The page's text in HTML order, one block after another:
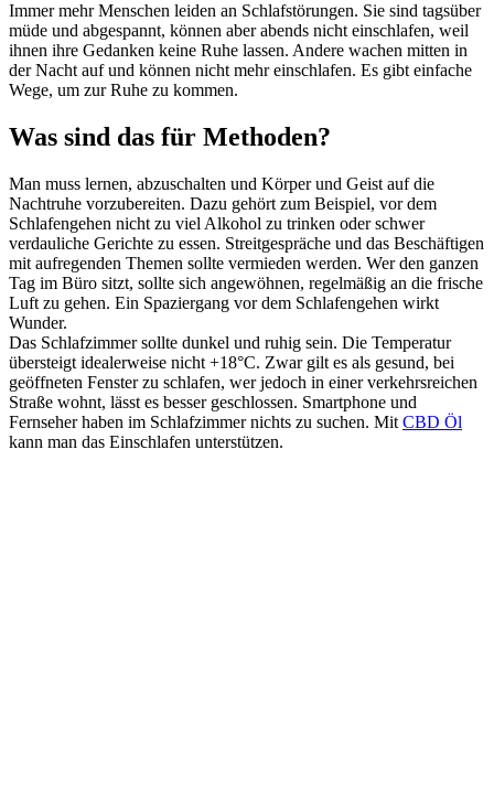
Immer mehr Menschen leiden an Schlafstörungen. Sie sind tagsüber
müde und abgespannt, können aber abends nicht einschlafen, weil
ihnen ihre Gedanken keine Ruhe lassen. Andere wachen mitten in
der Nacht auf und können nicht mehr einschlafen. Es gibt einfache
Wege, um zur Ruhe zu kommen.
Was sind das für Methoden?
Man muss lernen, abzuschalten und Körper und Geist auf die
Nachtruhe vorzubereiten. Dazu gehört zum Beispiel, vor dem
Schlafengehen nicht zu viel Alkohol zu trinken oder schwer
verdauliche Gerichte zu essen. Streitgespräche und das Beschäftigen
mit aufregenden Themen sollte vermieden werden. Wer den ganzen
Tag im Büro sitzt, sollte sich angewöhnen, regelmäßig an die frische
Luft zu gehen. Ein Spaziergang vor dem Schlafengehen wirkt
Wunder.
Das Schlafzimmer sollte dunkel und ruhig sein. Die Temperatur
übersteigt idealerweise nicht +18°C. Zwar gilt es als gesund, bei
geöffneten Fenster zu schlafen, wer jedoch in einer verkehrsreichen
Straße wohnt, lässt es besser geschlossen. Smartphone und
Fernseher haben im Schlafzimmer nichts zu suchen. Mit CBD Öl
kann man das Einschlafen unterstützen.